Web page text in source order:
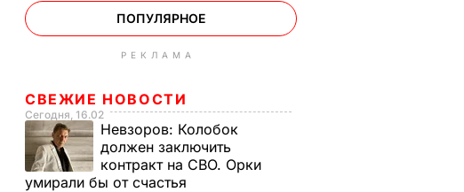
ПОПУЛЯРНОЕ
РЕКЛАМА
СВЕЖИЕ НОВОСТИ
Сегодня, 16.02
Невзоров: Колобок
должен заключить
контракт на СВО. Орки
умирали бы от счастья